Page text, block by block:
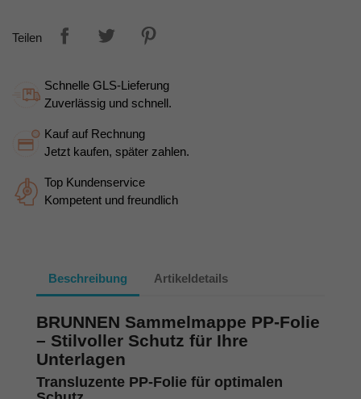
Teilen
Schnelle GLS-Lieferung
Zuverlässig und schnell.
Kauf auf Rechnung
Jetzt kaufen, später zahlen.
Top Kundenservice
Kompetent und freundlich
Beschreibung Artikeldetails
BRUNNEN Sammelmappe PP-Folie
– Stilvoller Schutz für Ihre
Unterlagen
Transluzente PP-Folie für optimalen